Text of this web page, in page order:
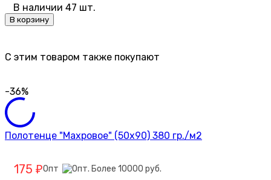
В наличии 47 шт.
В корзину
C этим товаром также покупают
-36%
Полотенце "Махровое" (50х90) 380 гр./м2
175 ₽Опт